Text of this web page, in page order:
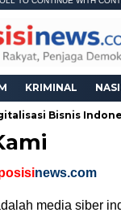
KRIMINAL
Bisnis
news.com
media siber